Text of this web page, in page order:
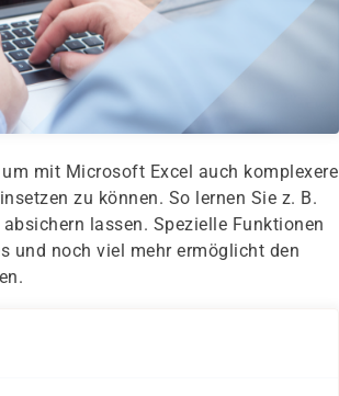
mit Microsoft Excel auch komplexere
zu können. So lernen Sie z. B.
lassen. Spezielle Funktionen
und noch viel mehr ermöglicht den